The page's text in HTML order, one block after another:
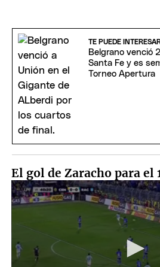
TE PUEDE
Belgrano venció
Santa Fe y es
Torneo Apertura
El gol de Zaracho para el